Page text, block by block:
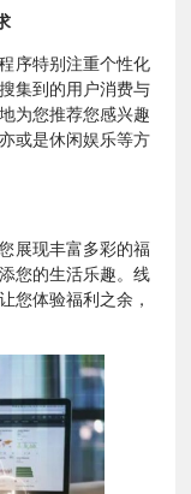
序特别注重个性化
集到的用户消费与
为您推荐您感兴趣
或是休闲娱乐等方
展现丰富多彩的福
您的生活乐趣。线
您体验福利之余，